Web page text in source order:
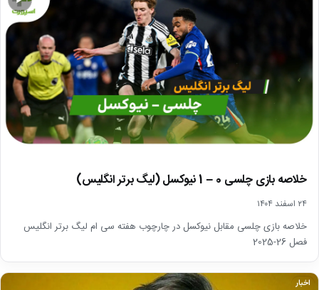
خلاصه بازی چلسی 0 – 1 نیوکسل (لیگ برتر انگلیس)
۲۴ اسفند ۱۴۰۴
خلاصه بازی چلسی مقابل نیوکسل در چارچوب هفته سی ام لیگ برتر انگلیس
فصل 26-2025
اخبار